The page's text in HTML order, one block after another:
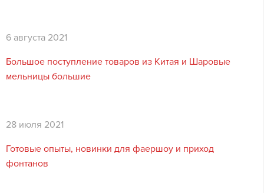
6 августа 2021
Большое поступление товаров из Китая и Шаровые
мельницы большие
28 июля 2021
Готовые опыты, новинки для фаершоу и приход
фонтанов